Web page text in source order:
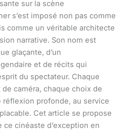
sur la scène
s’est imposé non pas comme
comme un véritable architecte
narrative. Son nom est
glaçante, d’un
et de récits qui
du spectateur. Chaque
caméra, chaque choix de
réflexion profonde, au service
Cet article se propose
ce cinéaste d’exception en